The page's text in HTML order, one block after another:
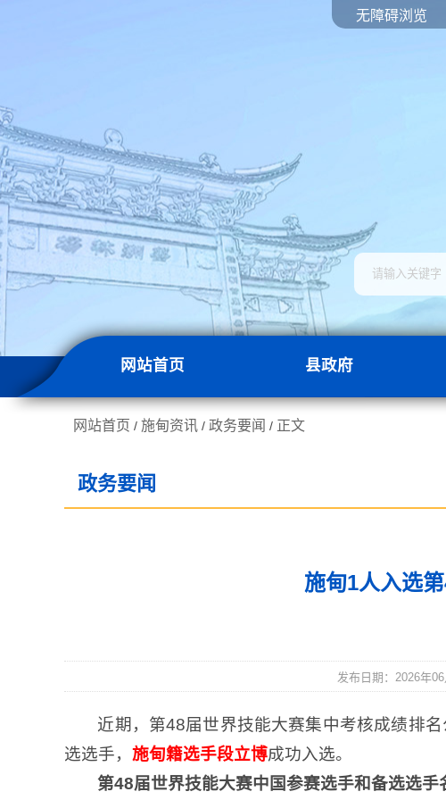
无障碍浏览
网站首页 县政府
网站首页 / 施甸资讯 / 政务要闻 / 正文
政务要闻
施甸1人入选
发布日期：2026年
近期，第48届世界技能大赛集中考核成绩排
选选手， 施甸籍选手段立博成功入选。
第48届世界技能大赛中国参赛选手和备选选手